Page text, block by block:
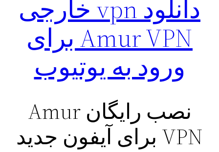
دانلود vpn خارجی
Amur VPN برای
ورود به یوتیوب
نصب رایگان Amur
VPN برای آیفون جدید